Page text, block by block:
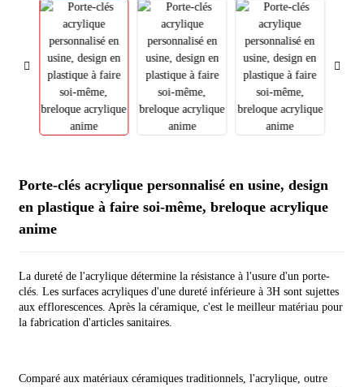
Porte-clés acrylique personnalisé en usine, design
en plastique à faire soi-même, breloque acrylique
anime
La dureté de l'acrylique détermine la résistance à l'usure d'un porte-
clés. Les surfaces acryliques d'une dureté inférieure à 3H sont sujettes
aux efflorescences. Après la céramique, c'est le meilleur matériau pour
la fabrication d'articles sanitaires.
Comparé aux matériaux céramiques traditionnels, l'acrylique, outre